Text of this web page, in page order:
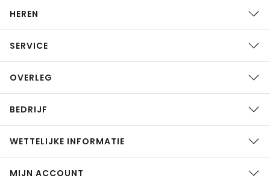
HEREN
SERVICE
OVERLEG
BEDRIJF
WETTELIJKE INFORMATIE
MIJN ACCOUNT